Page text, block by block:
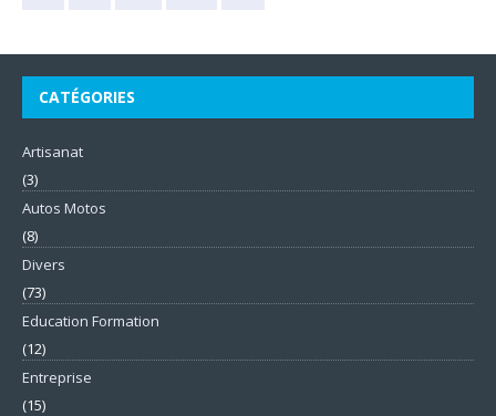
CATÉGORIES
Artisanat
(3)
Autos Motos
(8)
Divers
(73)
Education Formation
(12)
Entreprise
(15)